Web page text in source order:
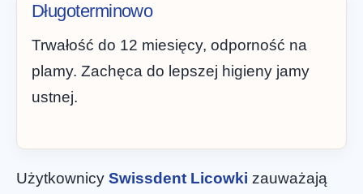
Długoterminowo
Trwałość do 12 miesięcy, odporność na
plamy. Zachęca do lepszej higieny jamy
ustnej.
Użytkownicy Swissdent Licowki zauważają